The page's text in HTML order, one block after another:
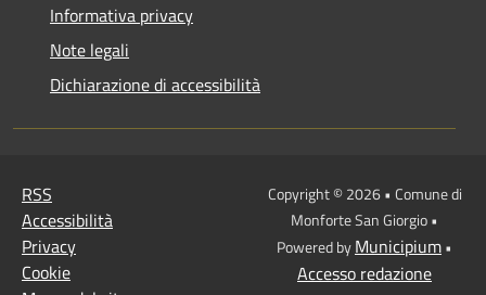
Informativa privacy
Note legali
Dichiarazione di accessibilità
RSS
Accessibilità
Privacy
Cookie
Copyright © 2026 • Comune di
Monforte San Giorgio •
Powered byMunicipium•
Accesso redazione